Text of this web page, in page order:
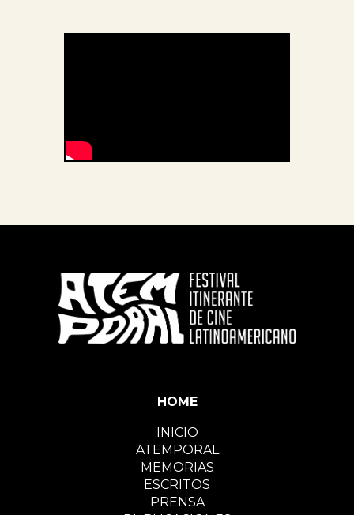
HOME
INICIO
ATEMPORAL
MEMORIAS
ESCRITOS
PRENSA